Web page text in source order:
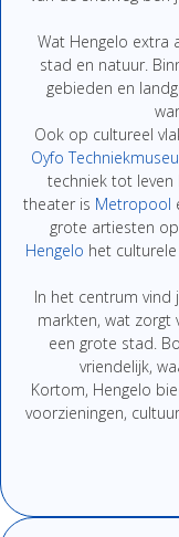
Wat Hengelo extra
stad en natuur.
gebieden en
Ook op cultureel
Oyfo
techniek tot leven
theater is Metropool
grote artiesten
Hengelo het
In het centrum vind
markten, wat zorgt
een grote stad.
vriendelijk,
Kortom, Hengelo
voorzieningen,